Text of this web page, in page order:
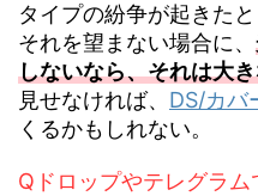
タイプの紛争が起きた
それを望まない場合に、
しないなら、それは大
見せなければ、 DS/カバ
くるかもしれない。
Qドロップやテレグラ